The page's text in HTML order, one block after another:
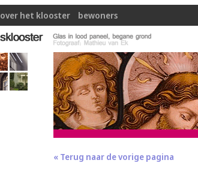
over het klooster bewoners
« Terug naar de vorige pagina